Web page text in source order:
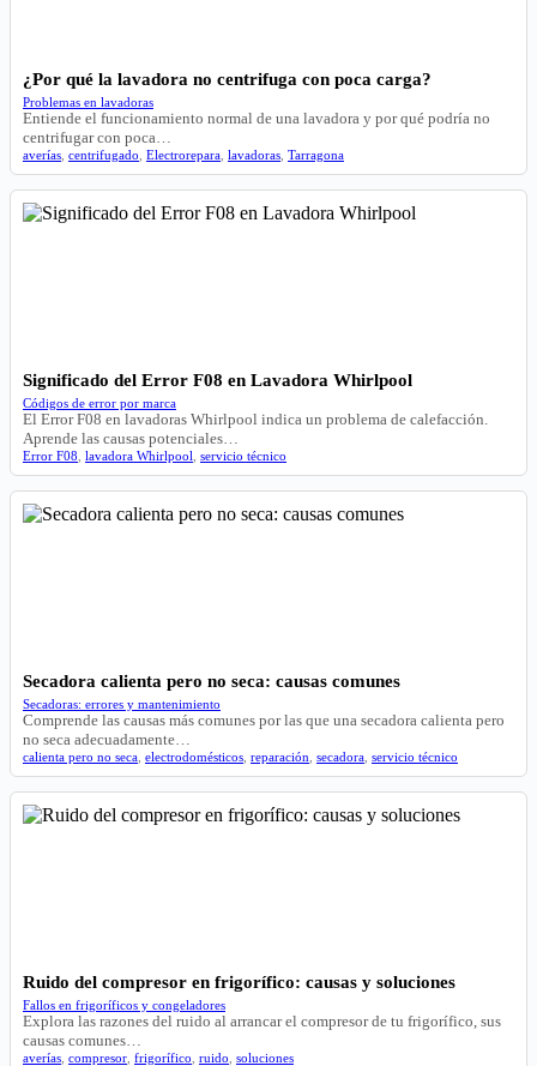
¿Por qué la lavadora no centrifuga con poca carga?
Problemas en lavadoras
Entiende el funcionamiento normal de una lavadora y por qué podría no
centrifugar con poca…
averías centrifugado Electrorepara lavadoras Tarragona
Significado del Error F08 en Lavadora Whirlpool
Códigos de error por marca
El Error F08 en lavadoras Whirlpool indica un problema de calefacción.
Aprende las causas potenciales…
Error F08 lavadora Whirlpool servicio técnico
Secadora calienta pero no seca: causas comunes
Secadoras: errores y mantenimiento
Comprende las causas más comunes por las que una secadora calienta pero
no seca adecuadamente…
calienta pero no seca electrodomésticos reparación secadora servicio técnico
Ruido del compresor en frigorífico: causas y soluciones
Fallos en frigoríficos y congeladores
Explora las razones del ruido al arrancar el compresor de tu frigorífico, sus
causas comunes…
averías compresor frigorífico ruido soluciones